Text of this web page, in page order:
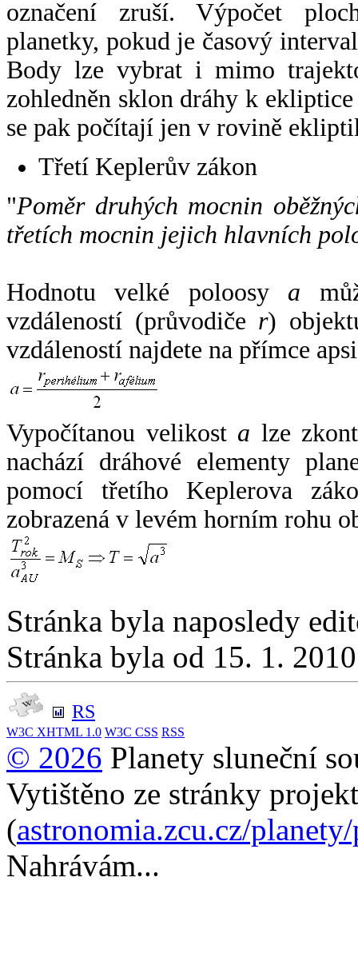
označení zruší. Výpočet
planetky, pokud je časový
Body lze vybrat i mimo
zohledněn sklon dráhy k
se pak počítají jen v rovině
Třetí Keplerův zákon
"Poměr druhých mocnin
třetích mocnin jejich hlavních
Hodnotu velké poloosy a
vzdáleností (průvodiče r)
vzdáleností najdete na přímce
Vypočítanou velikost a lze
nachází dráhové elementy
pomocí třetího Keplerova
zobrazená v levém horním rohu
Stránka byla naposledy
Stránka byla od 15. 1.
RS
W3C XHTML 1.0 W3C CSS RSS
© 2026 Planety sluneční
Vytištěno ze stránky
(astronomia.zcu.cz/
Nahrávám...